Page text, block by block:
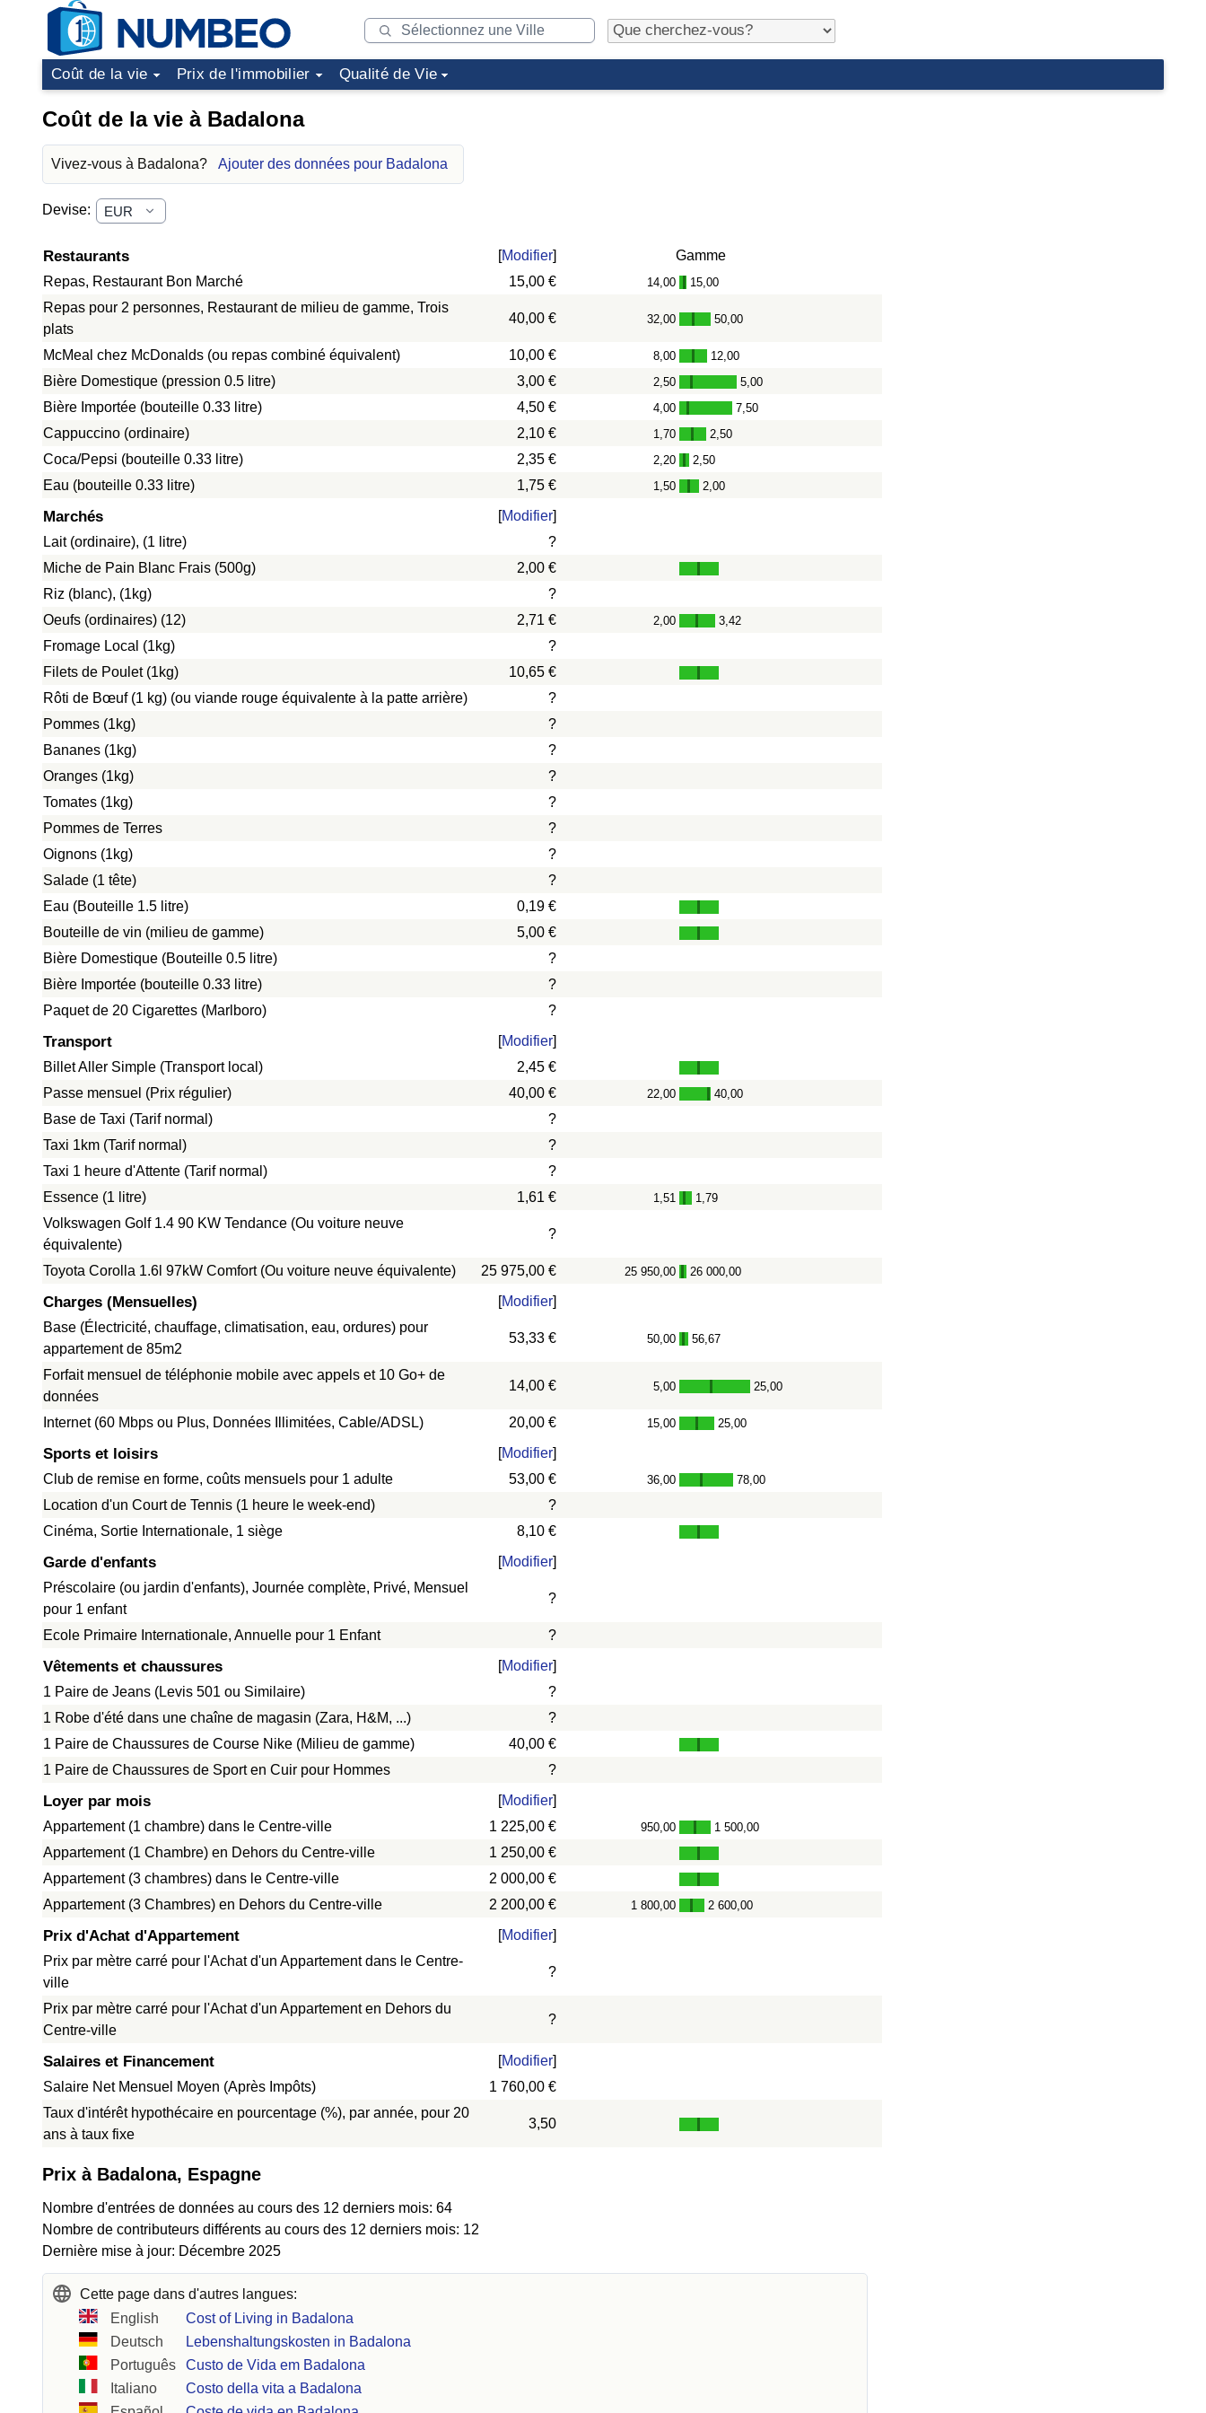
Coût de la vie Prix de l'immobilier Qualité de Vie
Coût de la vie à Badalona
Vivez-vous à Badalona? Ajouter des données pour Badalona
Devise:
Restaurants [Modifier]
Gamme
Repas, Restaurant Bon Marché
15,00 € 14,00 - 15,00
Repas pour 2 personnes, Restaurant de milieu de gamme, Trois
plats
40,00 € 32,00 - 50,00
McMeal chez McDonalds (ou repas combiné équivalent) 10,00 € 8,00 - 12,00
Bière Domestique (pression 0.5 litre) 3,00 € 2,50 - 5,00
Bière Importée (bouteille 0.33 litre) 4,50 € 4,00 - 7,50
Cappuccino (ordinaire) 2,10 € 1,70 - 2,50
Coca/Pepsi (bouteille 0.33 litre) 2,35 € 2,20 - 2,50
Eau (bouteille 0.33 litre) 1,75 € 1,50 - 2,00
Marchés [Modifier]
Lait (ordinaire), (1 litre)
?
Miche de Pain Blanc Frais (500g)
2,00 €
Riz (blanc), (1kg)
?
Oeufs (ordinaires) (12)
2,71 € 2,00 - 3,42
Fromage Local (1kg)
?
Filets de Poulet (1kg)
10,65 €
Rôti de Bœuf (1 kg) (ou viande rouge équivalente à la patte arrière)
?
Pommes (1kg)
?
Bananes (1kg)
?
Oranges (1kg)
?
Tomates (1kg)
?
Pommes de Terres
?
Oignons (1kg)
?
Salade (1 tête)
?
Eau (Bouteille 1.5 litre)
0,19 €
Bouteille de vin (milieu de gamme)
5,00 €
Bière Domestique (Bouteille 0.5 litre)
?
Bière Importée (bouteille 0.33 litre)
?
Paquet de 20 Cigarettes (Marlboro)
?
Transport [Modifier]
Billet Aller Simple (Transport local)
2,45 €
Passe mensuel (Prix régulier)
40,00 € 22,00 - 40,00
Base de Taxi (Tarif normal)
?
Taxi 1km (Tarif normal)
?
Taxi 1 heure d'Attente (Tarif normal)
?
Essence (1 litre)
1,61 € 1,51 - 1,79
Volkswagen Golf 1.4 90 KW Tendance (Ou voiture neuve
équivalente)
?
Toyota Corolla 1.6l 97kW Comfort (Ou voiture neuve équivalente) 25 975,00 € 25 950,00 - 26 000,00
Charges (Mensuelles) [Modifier]
Base (Électricité, chauffage, climatisation, eau, ordures) pour
appartement de 85m2
53,33 € 50,00 - 56,67
Forfait mensuel de téléphonie mobile avec appels et 10 Go+ de
données
14,00 € 5,00 - 25,00
Internet (60 Mbps ou Plus, Données Illimitées, Cable/ADSL) 20,00 € 15,00 - 25,00
Sports et loisirs [Modifier]
Club de remise en forme, coûts mensuels pour 1 adulte
53,00 € 36,00 - 78,00
Location d'un Court de Tennis (1 heure le week-end)
?
Cinéma, Sortie Internationale, 1 siège
8,10 €
Garde d'enfants [Modifier]
Préscolaire (ou jardin d'enfants), Journée complète, Privé, Mensuel
pour 1 enfant
?
Ecole Primaire Internationale, Annuelle pour 1 Enfant ?
Vêtements et chaussures [Modifier]
1 Paire de Jeans (Levis 501 ou Similaire)
?
1 Robe d'été dans une chaîne de magasin (Zara, H&M, ...)
?
1 Paire de Chaussures de Course Nike (Milieu de gamme)
40,00 €
1 Paire de Chaussures de Sport en Cuir pour Hommes
?
Loyer par mois [Modifier]
Appartement (1 chambre) dans le Centre-ville
1 225,00 € 950,00 - 1 500,00
Appartement (1 Chambre) en Dehors du Centre-ville
1 250,00 €
Appartement (3 chambres) dans le Centre-ville
2 000,00 €
Appartement (3 Chambres) en Dehors du Centre-ville
2 200,00 € 1 800,00 - 2 600,00
Prix d'Achat d'Appartement [Modifier]
Prix par mètre carré pour l'Achat d'un Appartement dans le Centre-
ville
?
Prix par mètre carré pour l'Achat d'un Appartement en Dehors du
Centre-ville
?
Salaires et Financement [Modifier]
Salaire Net Mensuel Moyen (Après Impôts)
1 760,00 €
Taux d'intérêt hypothécaire en pourcentage (%), par année, pour 20
ans à taux fixe
3,50
Prix à Badalona, Espagne
Nombre d'entrées de données au cours des 12 derniers mois: 64
Nombre de contributeurs différents au cours des 12 derniers mois: 12
Dernière mise à jour: Décembre 2025
Cette page dans d'autres langues:
English
Cost of Living in Badalona
Deutsch
Lebenshaltungskosten in Badalona
Português
Custo de Vida em Badalona
Italiano
Costo della vita a Badalona